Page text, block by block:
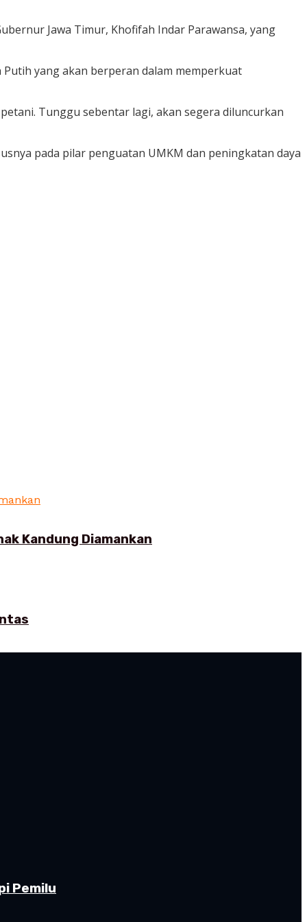
Jawa Timur, Khofifah Indar Parawansa, yang
yang akan berperan dalam memperkuat
Tunggu sebentar lagi, akan segera diluncurkan
pada pilar penguatan UMKM dan peningkatan daya
Kandung Diamankan
Pemilu